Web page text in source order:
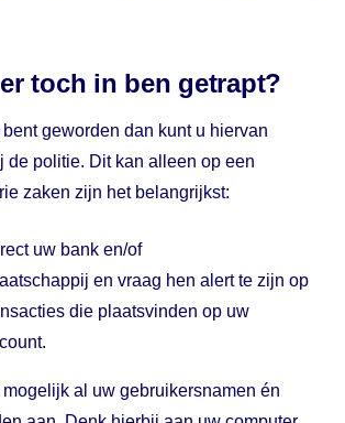
toch in ben getrapt?
geworden dan kunt u hiervan
de politie. Dit kan alleen op een
zaken zijn het belangrijkst:
uw bank en/of
en vraag hen alert te zijn op
die plaatsvinden op uw
mogelijk al uw gebruikersnamen én